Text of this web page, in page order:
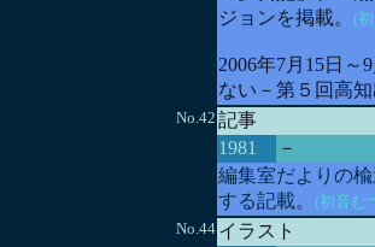
ジョンを掲載。 (
2006年7月15日
ない－第５回高
No.42 記事
1981
－
編集室だよりの
する記載。 (初音む
No.44 イラスト